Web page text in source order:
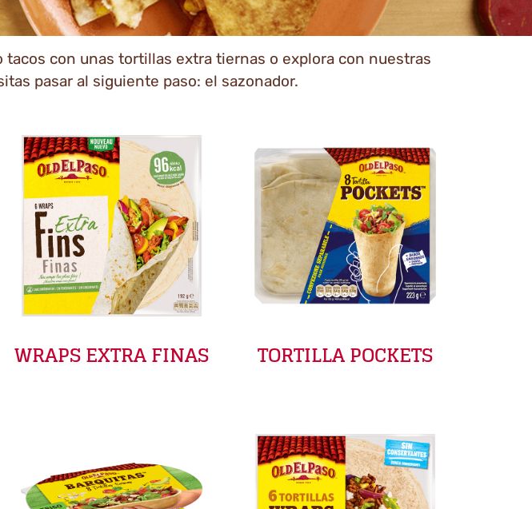
con unas tortillas extra tiernas o explora con nuestras
pasar al siguiente paso: el sazonador.
WRAPS EXTRA FINAS TORTILLA POCKETS